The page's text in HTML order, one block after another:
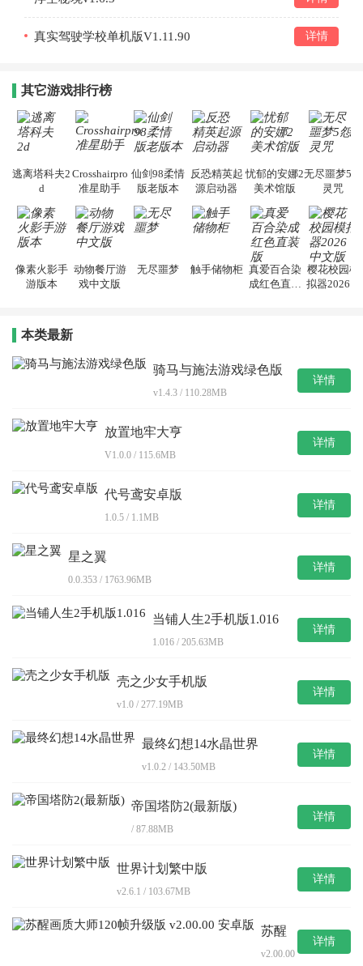
真实驾驶学校单机版V1.11.90 详情
其它游戏排行榜
逃离塔科夫2
d
Crosshairpro
准星助手
仙剑98柔情
版老版本
反恐精英起
源启动器
忧郁的安娜2
美术馆版
无尽噩梦5怨
灵咒
像素火影手
游版本
动物餐厅游
戏中文版
无尽噩梦 触手储物柜 真爱百合染
成红色直装
樱花校园模
拟器2026中
本类最新
骑马与施法游戏绿色版
v1.4.3 / 110.28MB
详情
放置地牢大亨
V1.0.0 / 115.6MB
详情
代号鸢安卓版
1.0.5 / 1.1MB
详情
星之翼
0.0.353 / 1763.96MB
详情
当铺人生2手机版1.016
1.016 / 205.63MB
详情
壳之少女手机版
v1.0 / 277.19MB
详情
最终幻想14水晶世界
v1.0.2 / 143.50MB
详情
帝国塔防2(最新版)
/ 87.88MB
详情
世界计划繁中版
v2.6.1 / 103.67MB
详情
苏醒
大师
v2.00.00
详情